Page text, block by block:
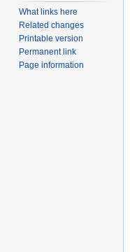
What links here
Related changes
Printable version
Permanent link
Page information